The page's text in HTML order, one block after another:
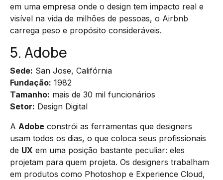
em uma empresa onde o design tem impacto real e
visível na vida de milhões de pessoas, o Airbnb
carrega peso e propósito consideráveis.
5. Adobe
Sede: San Jose, Califórnia
Fundação: 1982
Tamanho: mais de 30 mil funcionários
Setor: Design Digital
A Adobe constrói as ferramentas que designers
usam todos os dias, o que coloca seus profissionais
de UX em uma posição bastante peculiar: eles
projetam para quem projeta. Os designers trabalham
em produtos como Photoshop e Experience Cloud,